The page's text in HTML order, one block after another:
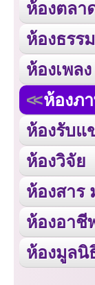
ห้องตล
ห้องธรร
ห้องเพลง
ห้องภ
ห้องรับแ
ห้องวิจัย
ห้องสาร
ห้องอาชี
ห้องมูล